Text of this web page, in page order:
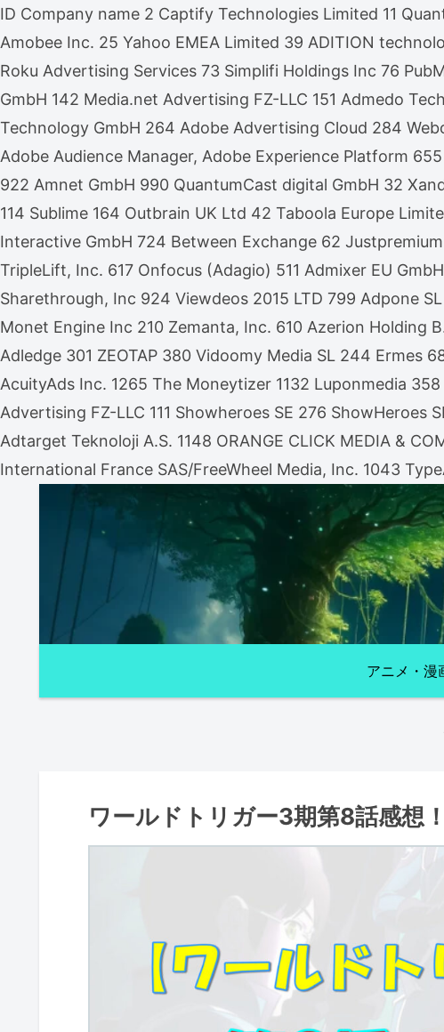
ID Company name 2 Captify Technologies Limited 11
Amobee Inc. 25 Yahoo EMEA Limited 39 ADITION
Roku Advertising Services 73 Simplifi Holdings Inc 76
GmbH 142 Media.net Advertising FZ-LLC 151 Admedo
Technology GmbH 264 Adobe Advertising Cloud 284
Adobe Audience Manager, Adobe Experience Platform
922 Amnet GmbH 990 QuantumCast digital GmbH 32
114 Sublime 164 Outbrain UK Ltd 42 Taboola Europe
Interactive GmbH 724 Between Exchange 62
TripleLift, Inc. 617 Onfocus (Adagio) 511 Admixer EU
Sharethrough, Inc 924 Viewdeos 2015 LTD 799 Adpone
Monet Engine Inc 210 Zemanta, Inc. 610 Azerion Holding
Adledge 301 ZEOTAP 380 Vidoomy Media SL 244 Ermes
AcuityAds Inc. 1265 The Moneytizer 1132 Luponmedia
Advertising FZ-LLC 111 Showheroes SE 276 ShowHeroes
Adtarget Teknoloji A.S. 1148 ORANGE CLICK MEDIA &
International France SAS/FreeWheel Media, Inc. 1043
アニメ・漫
ワールドトリガー3期第8話感想